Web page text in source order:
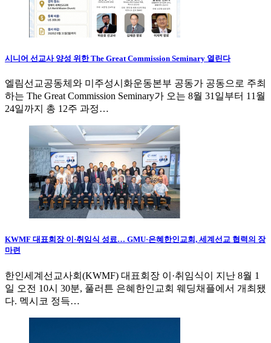
시니어 선교사 양성 위한 The Great Commission Seminary 열린다
엘림선교공동체와 미주성시화운동본부 공동가 공동으로 주최
하는 The Great Commission Seminary가 오는 8월 31일부터 11월
24일까지 총 12주 과정…
KWMF 대표회장 이·취임식 성료… GMU·은혜한인교회, 세계선교 협력의 장
마련
한인세계선교사회(KWMF) 대표회장 이·취임식이 지난 8월 1
일 오전 10시 30분, 풀러튼 은혜한인교회 웨딩채플에서 개최됐
다. 멕시코 정득…